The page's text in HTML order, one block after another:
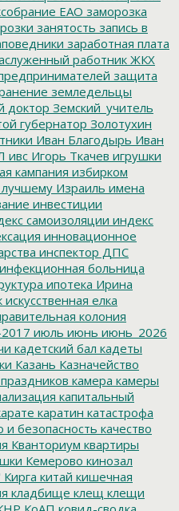
ЕАО заморозка
занятость запись в
заработная плата
работник ЖКХ
защита
земледельцы
доктор Земский_учитель
губернатор Золотухин
Иван Благодырь Иван
ивс Игорь Ткачев игрушки
кампания избирком
Израиль имена
инвестиции
самоизоляции индекс
инновационное
инспектор ДПС
инфекционная больница
ипотека Ирина
искусственная елка
колония
июль июнь июнь_2026
кадетский бал кадеты
Казань Казначейство
камера камеры
капитальный
каратин катастрофа
и безопасность качество
Кванториум квартиры
Кемерово кинозал
Кирга китай кишечная
кладбище клещ клещи